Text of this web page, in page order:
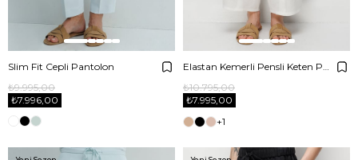
Slim Fit Cepli Pantolon
₺7.996,00
₺9.995,00
Elastan Kemerli Pensli Keten Pantolon
₺7.995,00
₺10.795,00
+1